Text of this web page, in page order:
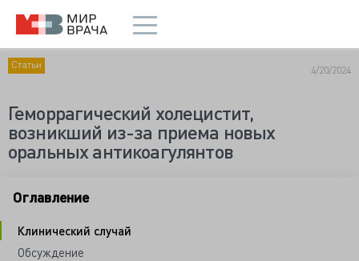
Статьи 4/20/2024
Геморрагический холецистит,
возникший из-за приема новых
оральных антикоагулянтов
Оглавление
Клинический случай
Обсуждение